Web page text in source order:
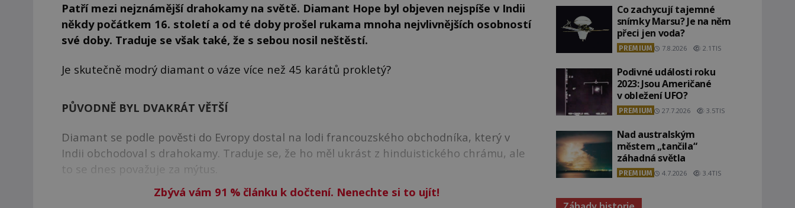
Patří mezi nejznámější drahokamy na světě. Diamant Hope byl objeven nejspíše v Indii
někdy počátkem 16. století a od té doby prošel rukama mnoha nejvlivnějších osobností
své doby. Traduje se však také, že s sebou nosil neštěstí.
Je skutečně modrý diamant o váze více než 45 karátů prokletý?
PŮVODNĚ BYL DVAKRÁT VĚTŠÍ
Diamant se podle pověsti do Evropy dostal na lodi francouzského obchodníka, který v
Indii obchodoval s drahokamy. Traduje se, že ho měl ukrást z hinduistického chrámu, ale
to se dnes považuje za mýtus.
Zbývá vám 91 %článku k dočtení. Nenechte si to ujít!
Co zachycují tajemné
snímky Marsu? Je na něm
přeci jen voda?
PREMIUM 7.8.2026 2.1TIS
Podivné události roku
2023: Jsou Američané
v obležení UFO?
PREMIUM 27.7.2026 3.5TIS
Nad australským
městem „tančila“
záhadná světla
PREMIUM 4.7.2026 3.4TIS